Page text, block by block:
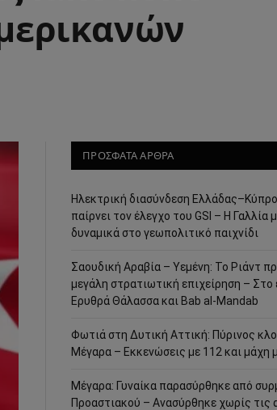
ΠΡΟΣΦΑΤΑ ΑΡΘΡΑ
Ηλεκτρική διασύνδεση
παίρνει τον έλεγχο του GSI – Η Γαλλία
δυναμικά στο γεωπολιτικό παιχνίδι
Σαουδική Αραβία – Υεμένη: Το Ριάντ
μεγάλη στρατιωτική επιχείρηση – Στο
Ερυθρά Θάλασσα και Bab al-Mandab
Φωτιά στη Δυτική Αττική: Πύρινος
Μέγαρα – Εκκενώσεις με 112 και μάχη
Μέγαρα: Γυναίκα παρασύρθηκε από
Προαστιακού – Ανασύρθηκε χωρίς τις